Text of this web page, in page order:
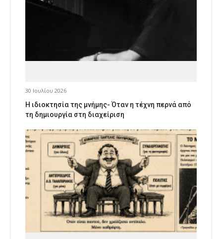
30 Ιουλίου 2026
Η ιδιοκτησία της μνήμης- Όταν η τέχνη περνά από
τη δημιουργία στη διαχείριση